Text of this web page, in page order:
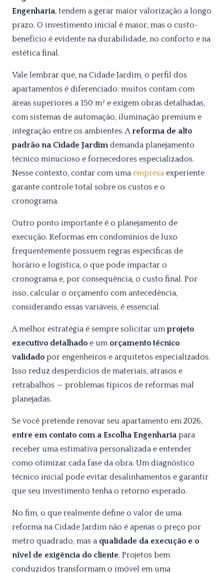
Engenharia, tendem a gerar maior valorização a longo
prazo. O investimento inicial é maior, mas o custo-
benefício é evidente na durabilidade, no conforto e na
estética final.
Vale lembrar que, na Cidade Jardim, o perfil dos
apartamentos é diferenciado: muitos contam com
áreas superiores a 150 m² e exigem obras detalhadas,
com sistemas de automação, iluminação premium e
integração entre os ambientes. Areforma de alto
padrão na Cidade Jardimdemanda planejamento
técnico minucioso e fornecedores especializados.
Nesse contexto, contar com uma empresa experiente
garante controle total sobre os custos e o
cronograma.
Outro ponto importante é o planejamento de
execução. Reformas em condomínios de luxo
frequentemente possuem regras específicas de
horário e logística, o que pode impactar o
cronograma e, por consequência, o custo final. Por
isso, calcular o orçamento com antecedência,
considerando essas variáveis, é essencial.
A melhor estratégia é sempre solicitar umprojeto
executivo detalhado e um orçamento técnico
validado por engenheiros e arquitetos especializados.
Isso reduz desperdícios de materiais, atrasos e
retrabalhos — problemas típicos de reformas mal
planejadas.
Se você pretende renovar seu apartamento em 2026,
entre em contato com a Escolha Engenharia para
receber uma estimativa personalizada e entender
como otimizar cada fase da obra. Um diagnóstico
técnico inicial pode evitar desalinhamentos e garantir
que seu investimento tenha o retorno esperado.
No fim, o que realmente define o valor de uma
reforma na Cidade Jardim não é apenas o preço por
metro quadrado, mas a qualidade da execução e o
nível de exigência do cliente. Projetos bem
conduzidos transformam o imóvel em uma